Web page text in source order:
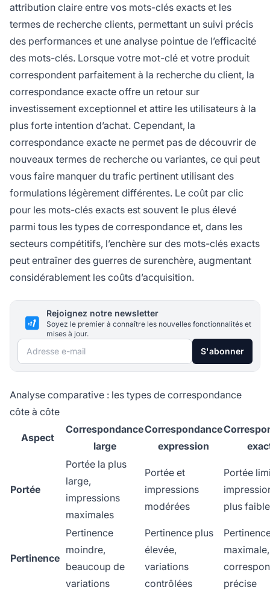
attribution claire entre vos mots-clés exacts et les
termes de recherche clients, permettant un suivi précis
des performances et une analyse pointue de l’efficacité
des mots-clés. Lorsque votre mot-clé et votre produit
correspondent parfaitement à la recherche du client, la
correspondance exacte offre un retour sur
investissement exceptionnel et attire les utilisateurs à la
plus forte intention d’achat. Cependant, la
correspondance exacte ne permet pas de découvrir de
nouveaux termes de recherche ou variantes, ce qui peut
vous faire manquer du trafic pertinent utilisant des
formulations légèrement différentes. Le coût par clic
pour les mots-clés exacts est souvent le plus élevé
parmi tous les types de correspondance et, dans les
secteurs compétitifs, l’enchère sur des mots-clés exacts
peut entraîner des guerres de surenchère, augmentant
considérablement les coûts d’acquisition.
Rejoignez notre newsletter
Soyez le premier à connaître les nouvelles fonctionnalités et
mises à jour.
Adresse e-mail S'abonner
Analyse comparative : les types de correspondance
côte à côte
Aspect
Correspondance
large
Correspondance
expression
Portée
Portée la plus
large,
impressions
maximales
Portée et
impressions
modérées
Portée
plus
Pertinence
Pertinence
moindre,
beaucoup de
variations
Pertinence plus
élevée,
variations
contrôlées
maximale,
précise